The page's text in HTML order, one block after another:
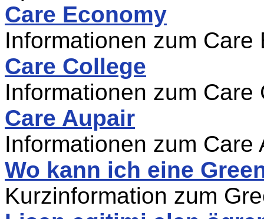
Care Economy
Informationen zum Care
Care College
Informationen zum Care
Care Aupair
Informationen zum Care
Wo kann ich eine
Kurzinformation zum